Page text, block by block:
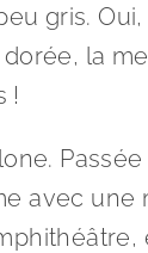
gris.
la
!
avec une